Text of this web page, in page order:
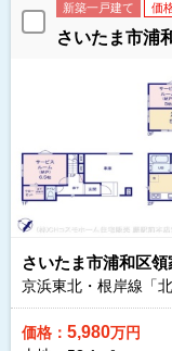
新築一戸建て 価
さいたま市浦
さいたま市浦和区領
京浜東北・根岸線「
価格： 5,980万円